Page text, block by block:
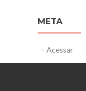
META
Acessar